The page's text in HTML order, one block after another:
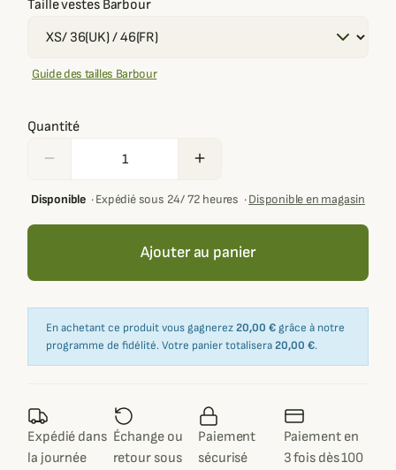
Taille vestes Barbour
Guide des tailles Barbour
Quantité
remove add
Disponible·Expédié sous 24/ 72 heures ·Disponible en magasin
Ajouter au panier
En achetant ce produit vous gagnerez20,00 € grâce à notre
programme de fidélité. Votre panier totalisera20,00 €.
Expédié dans
la journée
Échange ou
retour sous
Paiement
sécurisé
Paiement en
3 fois dès 100